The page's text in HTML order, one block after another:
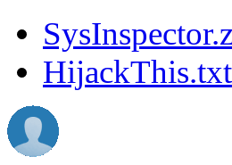
HijackThis.txt